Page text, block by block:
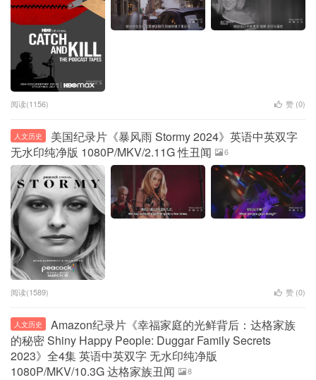
阅读(1156) 赞 (0)
人文历史
美国纪录片《暴风雨 Stormy 2024》英语中英双字
无水印纯净版 1080P/MKV/2.11G 性丑闻
6
阅读(1589) 赞 (0)
人文历史
Amazon纪录片《幸福家庭的光鲜背后：达格家族
的秘密 Shiny Happy People: Duggar Family Secrets
2023》全4集 英语中英双字 无水印纯净版
1080P/MKV/10.3G 达格家族丑闻
8